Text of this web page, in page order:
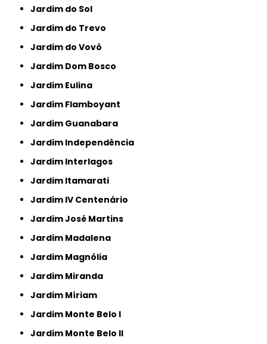
Jardim do Sol
Jardim do Trevo
Jardim do Vovô
Jardim Dom Bosco
Jardim Eulina
Jardim Flamboyant
Jardim Guanabara
Jardim Independência
Jardim Interlagos
Jardim Itamarati
Jardim IV Centenário
Jardim José Martins
Jardim Madalena
Jardim Magnólia
Jardim Miranda
Jardim Míriam
Jardim Monte Belo I
Jardim Monte Belo II